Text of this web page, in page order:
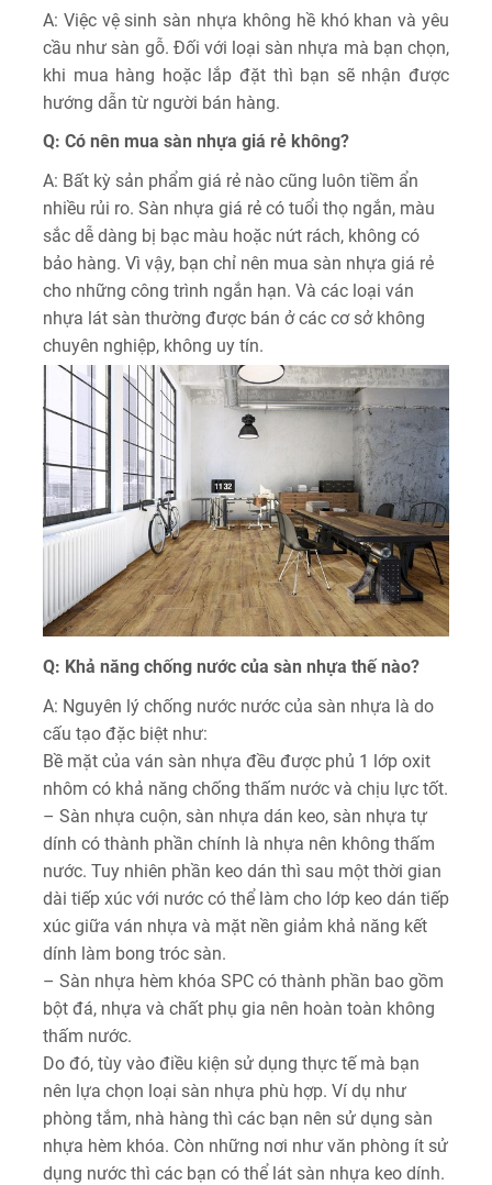
A: Việc vệ sinh sàn nhựa không hề khó khan và yêu
cầu như sàn gỗ. Đối với loại sàn nhựa mà bạn chọn,
khi mua hàng hoặc lắp đặt thì bạn sẽ nhận được
hướng dẫn từ người bán hàng.
Q: Có nên mua sàn nhựa giá rẻ không?
A: Bất kỳ sản phẩm giá rẻ nào cũng luôn tiềm ẩn
nhiều rủi ro. Sàn nhựa giá rẻ có tuổi thọ ngắn, màu
sắc dễ dàng bị bạc màu hoặc nứt rách, không có
bảo hàng. Vì vậy, bạn chỉ nên mua sàn nhựa giá rẻ
cho những công trình ngắn hạn. Và các loại ván
nhựa lát sàn thường được bán ở các cơ sở không
chuyên nghiệp, không uy tín.
Q: Khả năng chống nước của sàn nhựa thế nào?
A: Nguyên lý chống nước nước của sàn nhựa là do
cấu tạo đặc biệt như:
Bề mặt của ván sàn nhựa đều được phủ 1 lớp oxit
nhôm có khả năng chống thấm nước và chịu lực tốt.
– Sàn nhựa cuộn, sàn nhựa dán keo, sàn nhựa tự
dính có thành phần chính là nhựa nên không thấm
nước. Tuy nhiên phần keo dán thì sau một thời gian
dài tiếp xúc với nước có thể làm cho lớp keo dán tiếp
xúc giữa ván nhựa và mặt nền giảm khả năng kết
dính làm bong tróc sàn.
– Sàn nhựa hèm khóa SPC có thành phần bao gồm
bột đá, nhựa và chất phụ gia nên hoàn toàn không
thấm nước.
Do đó, tùy vào điều kiện sử dụng thực tế mà bạn
nên lựa chọn loại sàn nhựa phù hợp. Ví dụ như
phòng tắm, nhà hàng thì các bạn nên sử dụng sàn
nhựa hèm khóa. Còn những nơi như văn phòng ít sử
dụng nước thì các bạn có thể lát sàn nhựa keo dính.